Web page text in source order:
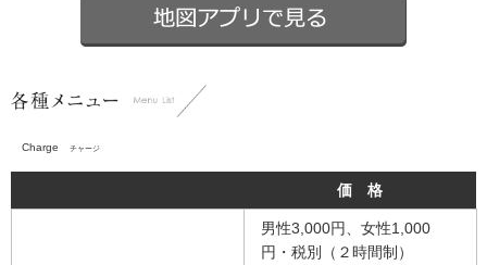
Charge チャージ
価 格
男性3,000円、女性1,000
円・税別（２時間制）